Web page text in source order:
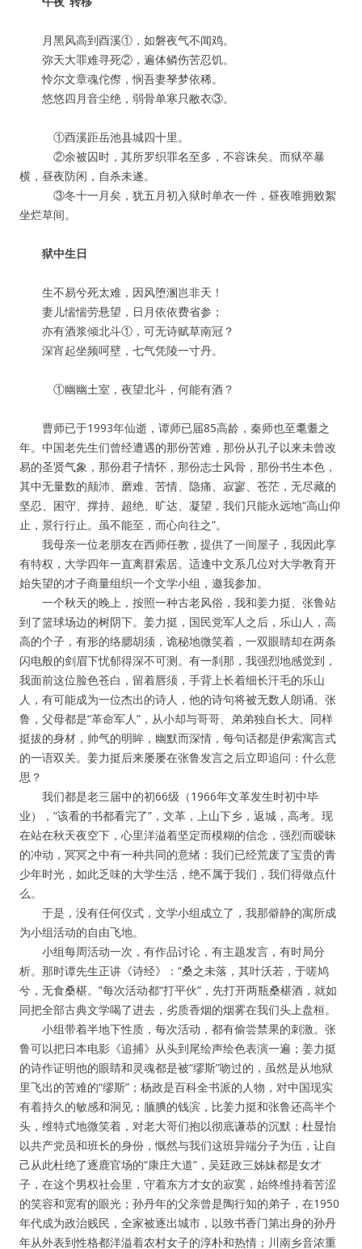
月黑风高到酉溪①，如磐夜气不闻鸡。
弥天大罪难寻死②，遍体鳞伤苦忍饥。
怜尔文章魂佗傺，悯吾妻孥梦依稀。
悠悠四月音尘绝，弱骨单寒只敝衣③。
①酉溪距岳池县城四十里。
②余被囚时，其所罗织罪名至多，不容诛矣。而狱卒暴
横，昼夜防闲，自杀未遂。
③冬十一月矣，犹五月初入狱时单衣一件，昼夜唯拥败絮
坐烂草间。
狱中生日
生不易兮死太难，因风堕溷岂非天！
妻儿惴惴劳悬望，日月依依费省参；
亦有酒浆倾北斗①，可无诗赋草南冠？
深宵起坐频呵壁，七气凭陵一寸丹。
①幽幽土室，夜望北斗，何能有酒？
曹师已于1993年仙逝，谭师已届85高龄，秦师也至耄耋之
年。中国老先生们曾经遭遇的那份苦难，那份从孔子以来未曾改
易的圣贤气象，那份君子情怀，那份志士风骨，那份书生本色，
其中无量数的颠沛、磨难、苦情、隐痛、寂寥、苍茫，无尽藏的
坚忍、困守、撑持、超绝、旷达、凝望，我们只能永远地“高山仰
止，景行行止。虽不能至，而心向往之”。
我母亲一位老朋友在西师任教，提供了一间屋子，我因此享
有特权，大学四年一直离群索居。适逢中文系几位对大学教育开
始失望的才子商量组织一个文学小组，邀我参加。
一个秋天的晚上，按照一种古老风俗，我和姜力挺、张鲁站
到了篮球场边的树阴下。姜力挺，国民党军人之后，乐山人，高
高的个子，有形的络腮胡须，诡秘地微笑着，一双眼睛却在两条
闪电般的剑眉下忧郁得深不可测。有一刹那，我强烈地感觉到，
我面前这位脸色苍白，留着唇须，手背上长着细长汗毛的乐山
人，有可能成为一位杰出的诗人，他的诗句将被无数人朗诵。张
鲁，父母都是“革命军人”，从小却与哥哥、弟弟独自长大。同样
挺拔的身材，帅气的明眸，幽默而深情，每句话都是伊索寓言式
的一语双关。姜力挺后来屡屡在张鲁发言之后立即追问：什么意
思？
我们都是老三届中的初66级（1966年文革发生时初中毕
业），“该看的书都看完了”，文革，上山下乡，返城，高考。现
在站在秋天夜空下，心里洋溢着坚定而模糊的信念，强烈而暧昧
的冲动，冥冥之中有一种共同的意绪：我们已经荒废了宝贵的青
少年时光，如此乏味的大学生活，绝不属于我们，我们得做点什
么。
于是，没有任何仪式，文学小组成立了，我那僻静的寓所成
为小组活动的自由飞地。
小组每周活动一次，有作品讨论，有主题发言，有时局分
析。那时谭先生正讲《诗经》：“桑之未落，其叶沃若，于嗟鸠
兮，无食桑椹。”每次活动都“打平伙”，先打开两瓶桑椹酒，就如
同把全部古典文学喝了进去，劣质香烟的烟雾在我们头上盘桓。
小组带着半地下性质，每次活动，都有偷尝禁果的刺激。张
鲁可以把日本电影《追捕》从头到尾绘声绘色表演一遍；姜力挺
的诗作证明他的眼睛和灵魂都是被“缪斯”吻过的，虽然是从地狱
里飞出的苦难的“缪斯”；杨政是百科全书派的人物，对中国现实
有着持久的敏感和洞见；腼腆的钱滨，比姜力挺和张鲁还高半个
头，维特式地微笑着，对老大哥们抱以彻底谦恭的沉默；杜显怡
以共产党员和班长的身份，慨然与我们这班异端分子为伍，让自
己从此杜绝了逐鹿官场的“康庄大道”，吴廷政三姊妹都是女才
子，在这个男权社会里，守着东方才女的寂寞，始终维持着苦涩
的笑容和宽宥的眼光；孙丹年的父亲曾是陶行知的弟子，在1950
年代成为政治贱民，全家被逐出城市，以致书香门第出身的孙丹
年从外表到性格都洋溢着农村女子的淳朴和热情；川南乡音浓重